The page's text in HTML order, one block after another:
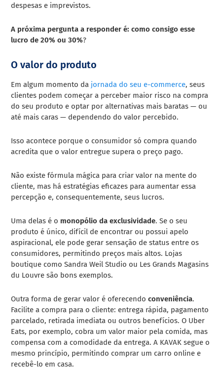
despesas e imprevistos.
A próxima pergunta a responder é: como consigo esse
lucro de 20% ou 30%?
O valor do produto
Em algum momento da jornada do seu e-commerce, seus
clientes podem começar a perceber maior risco na compra
do seu produto e optar por alternativas mais baratas — ou
até mais caras — dependendo do valor percebido.
Isso acontece porque o consumidor só compra quando
acredita que o valor entregue supera o preço pago.
Não existe fórmula mágica para criar valor na mente do
cliente, mas há estratégias eficazes para aumentar essa
percepção e, consequentemente, seus lucros.
Uma delas é o monopólio da exclusividade. Se o seu
produto é único, difícil de encontrar ou possui apelo
aspiracional, ele pode gerar sensação de status entre os
consumidores, permitindo preços mais altos. Lojas
boutique como Sandra Weil Studio ou Les Grands Magasins
du Louvre são bons exemplos.
Outra forma de gerar valor é oferecendoconveniência.
Facilite a compra para o cliente: entrega rápida, pagamento
parcelado, retirada imediata ou outros benefícios. O Uber
Eats, por exemplo, cobra um valor maior pela comida, mas
compensa com a comodidade da entrega. A KAVAK segue o
mesmo princípio, permitindo comprar um carro online e
recebê-lo em casa.